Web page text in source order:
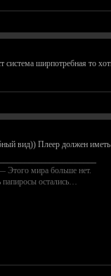
система ширпотребная то
вид)) Плеер должен
мира больше нет.
остались…